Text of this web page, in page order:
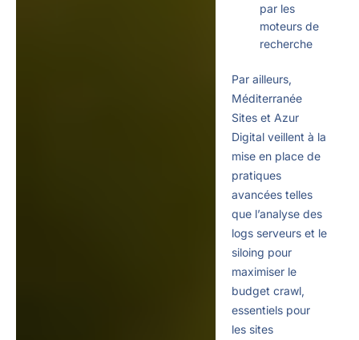
par les
moteurs de
recherche
Par ailleurs,
Méditerranée
Sites et Azur
Digital veillent à la
mise en place de
pratiques
avancées telles
que l’analyse des
logs serveurs et le
siloing pour
maximiser le
budget crawl,
essentiels pour
les sites